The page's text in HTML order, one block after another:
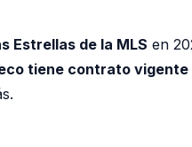
Estrellas de la MLS en
tiene contrato